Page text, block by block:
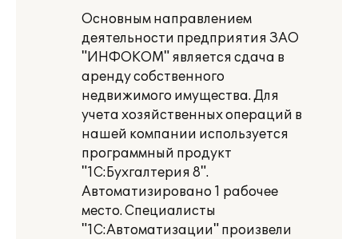
Основным направлением
деятельности предприятия ЗАО
"ИНФОКОМ" является сдача в
аренду собственного
недвижимого имущества. Для
учета хозяйственных операций в
нашей компании используется
программный продукт
"1C:Бухгалтерия 8".
Автоматизировано 1 рабочее
место. Специалисты
"1С:Автоматизации" произвели